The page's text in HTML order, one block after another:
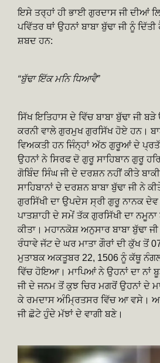
ਇਸੇ ਤਰ੍ਹਾਂ ਹੀ ਭਾਈ ਗੁਰਦਾਸ ਜੀ ਦੀਆਂ
ਪਵਿੱਤਰ ਥਾਂ ਉਹਨਾਂ ਬਾਬਾ ਬੁੱਢਾ ਜੀ ਨੂੰ
ਸ਼ਬਦ ਹਨ:
“ਬੁੱਢਾ ਇੱਕ ਮਨਿ ਧਿਆਵੈ”
ਸਿੱਖ ਇਤਿਹਾਸ ਦੇ ਵਿੱਚ ਬਾਬਾ ਬੁੱਢਾ ਜੀ
ਕਰਨੀ ਵਾਲੇ ਗੁਰਮੁਖ ਗੁਰਸਿੱਖ ਹੋਏ ਹਨ।
ਵਿਅਕਤੀ ਹਨ ਜਿੰਨ੍ਹਾਂ ਅੱਠ ਗੁਰੂਆਂ ਦੇ
ਉਹਨਾਂ ਨੇ ਸਿਰਫ ਦੋ ਗੁਰੂ ਸਾਹਿਬਾਨ ਗੁਰੂ
ਗੋਬਿੰਦ ਸਿੰਘ ਜੀ ਦੇ ਦਰਸ਼ਨ ਨਹੀਂ ਕੀਤੇ
ਸਾਹਿਬਾਨਾਂ ਦੇ ਦਰਸ਼ਨ ਬਾਬਾ ਬੁੱਢਾ ਜੀ ਨੇ
ਗੁਰਸਿੱਖੀ ਦਾ ਉਪਦੇਸ ਸ੍ਰੀ ਗੁਰੂ ਨਾਨਕ
ਪਾਤਸ਼ਾਹੀ ਦੇ ਸਮੇਂ ਤੱਕ ਗੁਰਸਿੱਖੀ ਦਾ
ਕੀਤਾ। ਮਹਾਨਕੋਸ਼ ਅਨੁਸਾਰ ਬਾਬਾ ਬੁੱਢਾ
ਰੰਧਾਵੇ ਜੱਟ ਦੇ ਘਰ ਮਾਤਾ ਗੌਰਾਂ ਦੀ ਕੁੱਖ ਤੋਂ
ਮੁਤਾਬਕ ਅਕਤੂਬਰ 22, 1506 ਨੂੰ ਕੱਥੂ
ਵਿੱਚ ਹੋਇਆ। ਮਾਪਿਆਂ ਨੇ ਉਹਨਾਂ ਦਾ ਨਾਂ
ਜੀ ਦੇ ਜਨਮ ਤੋਂ ਕੁਝ ਚਿਰ ਮਗਰੋਂ ਉਹਨਾਂ ਦੇ
ਕੇ ਰਮਦਾਸ ਅੰਮ੍ਰਿਤਸਰ ਵਿੱਚ ਆ ਵਸੇ।
ਜੀ ਛੋਟੇ ਹੁੰਦੇ ਮੱਝਾਂ ਦੇ ਵਾਗੀ ਬਣੇ।